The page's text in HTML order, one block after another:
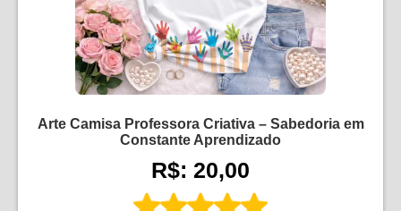
Arte Camisa Professora Criativa – Sabedoria em
Constante Aprendizado
R$: 20,00